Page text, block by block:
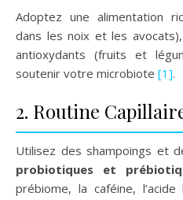
Adoptez une alimentation
dans les noix et les
antioxydants (fruits et
soutenir votre microbiote [1].
2. Routine
Utilisez des shampoings et
probiotiques et
prébiome, la caféine,